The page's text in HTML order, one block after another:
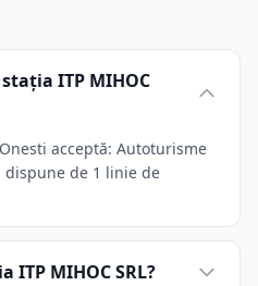
ITP MIHOC
acceptă: Autoturisme
dispune de 1 linie de
ITP MIHOC SRL?